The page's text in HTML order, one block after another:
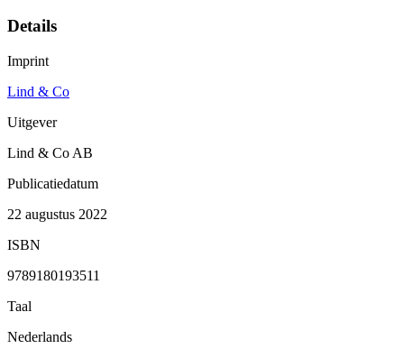
Details
Imprint
Lind & Co
Uitgever
Lind & Co AB
Publicatiedatum
22 augustus 2022
ISBN
9789180193511
Taal
Nederlands